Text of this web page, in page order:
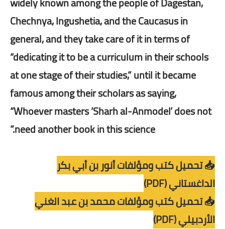
Chechnya, Ingushetia, and the Caucasus in
general, and they take care of it in terms of
“dedicating it to be a curriculum in their schools
at one stage of their studies,” until it became
famous among their scholars as saying,
“Whoever masters ‘Sharh al-Anmodel’ does not
need another book in this science.”
📥 تحميل كتب ومؤلفات أنور بن أبي بكر
الداغستاني (PDF)
📥 تحميل كتب ومؤلفات محمد بن عبد الغني
الأردبيلي (PDF)